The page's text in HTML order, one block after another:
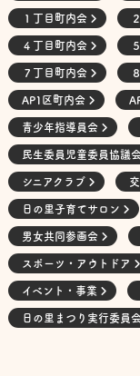
１丁目町内会
４丁目町内会
７丁目町内会
AP1区町内会
青少年指導員会
民生委員児童委員協議会
シニアクラブ
日の里子育てサロン
男女共同参画会
スポーツ・アウトドア
イベント・事業
日の里まつり実行委員会